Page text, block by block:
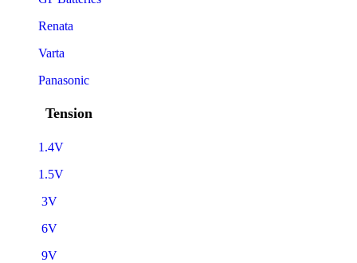
Renata
Varta
Panasonic
Tension
1.4V
1.5V
3V
6V
9V